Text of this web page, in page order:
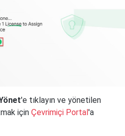
'e tıklayın ve yönetilen
için Çevrimiçi Portal 'a